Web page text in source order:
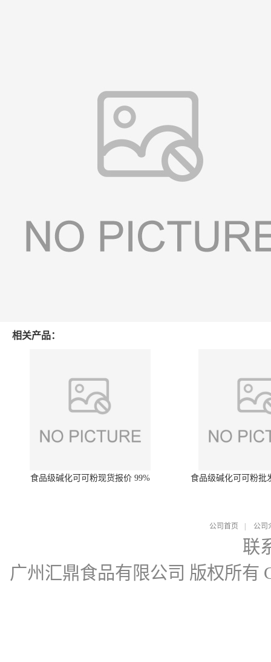
相关产品：
食品级碱化可可粉现货报价 99% 食品级碱化可可粉批
公司首页 公司
联
广州汇鼎食品有限公司 版权所有